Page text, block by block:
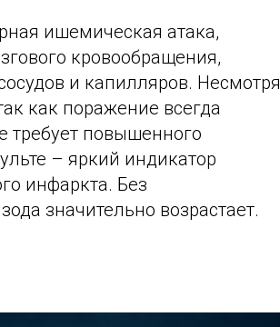
ишемическая атака,
кровообращения,
и капилляров. Несмотря
как поражение всегда
требует повышенного
– яркий индикатор
инфаркта. Без
значительно возрастает.